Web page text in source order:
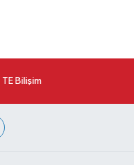
TE Bilişim